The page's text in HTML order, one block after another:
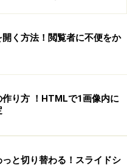
く方法！閲覧者に不便をか
作り方 ！HTMLで1画像内に
と切り替わる！スライドシ